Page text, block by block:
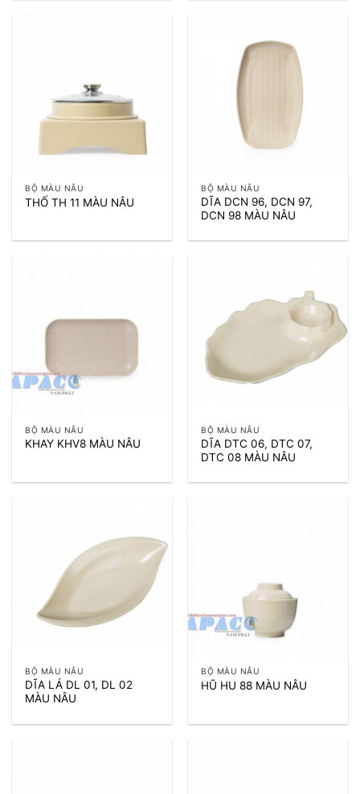
BỘ MÀU NÂU
THỐ TH 11 MÀU NÂU
BỘ MÀU NÂU
DĨA DCN 96, DCN 97,
DCN 98 MÀU NÂU
BỘ MÀU NÂU
KHAY KHV8 MÀU NÂU
BỘ MÀU NÂU
DĨA DTC 06, DTC 07,
DTC 08 MÀU NÂU
BỘ MÀU NÂU
DĨA LÁ DL 01, DL 02
MÀU NÂU
BỘ MÀU NÂU
HŨ HU 88 MÀU NÂU